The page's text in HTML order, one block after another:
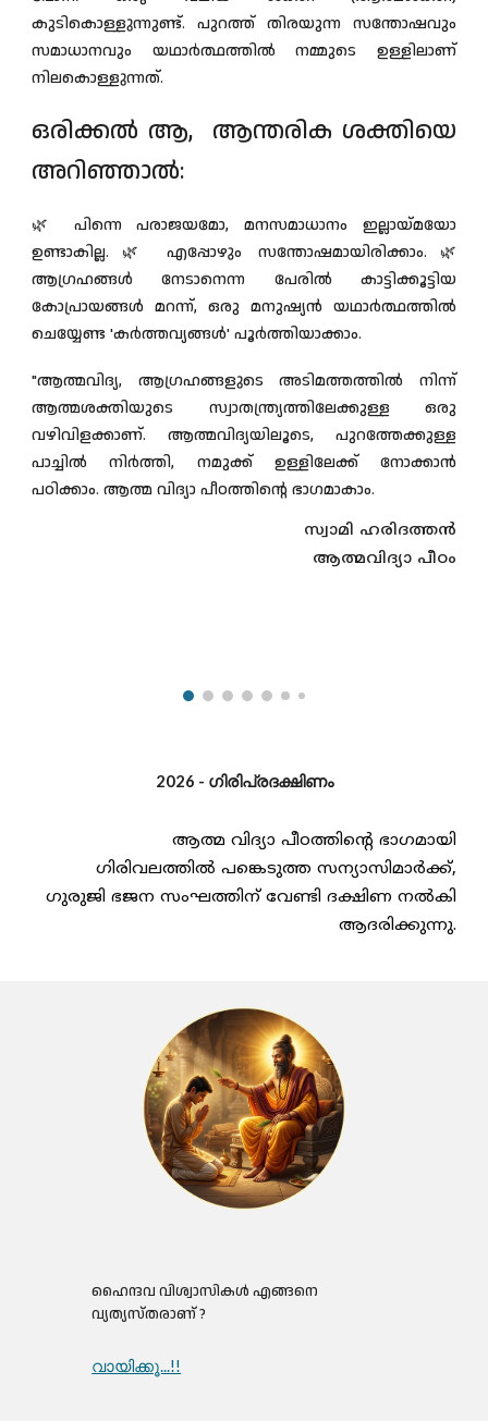
കുടികൊള്ളുന്നുണ്ട്. പുറത്ത് തിരയുന്ന സന്തോഷവും
സമാധാനവും യഥാർത്ഥത്തിൽ നമ്മുടെ ഉള്ളിലാണ്
നിലകൊള്ളുന്നത്.
ഒരിക്കൽ ആ, ആന്തരിക ശക്തിയെ
അറിഞ്ഞാൽ:
🌿 പിന്നെ പരാജയമോ, മനസമാധാനം ഇല്ലായ്മയോ
ഉണ്ടാകില്ല.🌿 എപ്പോഴും സന്തോഷമായിരിക്കാം.🌿
ആഗ്രഹങ്ങൾ നേടാനെന്ന പേരിൽ കാട്ടിക്കൂട്ടിയ
കോപ്രായങ്ങൾ മറന്ന്, ഒരു മനുഷ്യൻ യഥാർത്ഥത്തിൽ
ചെയ്യേണ്ട 'കർത്തവ്യങ്ങൾ'പൂർത്തിയാക്കാം.
"ആത്മവിദ്യ, ആഗ്രഹങ്ങളുടെ അടിമത്തത്തിൽ നിന്ന്
ആത്മശക്തിയുടെ സ്വാതന്ത്ര്യത്തിലേക്കുള്ള ഒരു
വഴിവിളക്കാണ്. ആത്മവിദ്യയിലൂടെ, പുറത്തേക്കുള്ള
പാച്ചിൽ നിർത്തി, നമുക്ക് ഉള്ളിലേക്ക് നോക്കാൻ
പഠിക്കാം. ആത്മ വിദ്യാ പീഠത്തിൻ്റെ ഭാഗമാകാം.
സ്വാമി ഹരിദത്തൻ
ആത്മവിദ്യാ പീഠം
2026 - ഗിരിപ്രദക്ഷിണം
ആത്മ വിദ്യാ പീഠത്തിൻ്റെ ഭാഗമായി
ഗിരിവലത്തിൽ പങ്കെടുത്ത സന്യാസിമാർക്ക്,
ഗുരുജി ഭജന സംഘത്തിന് വേണ്ടി ദക്ഷിണ നൽകി
ആദരിക്കുന്നു.
ഹൈന്ദവ വിശ്വാസികൾ എങ്ങനെ
വ്യത്യസ്തരാണ് ?
വായിക്കൂ...!!